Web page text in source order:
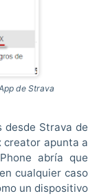
de Strava
desde Strava de
creator apunta a
abría que
cualquier caso
un dispositivo